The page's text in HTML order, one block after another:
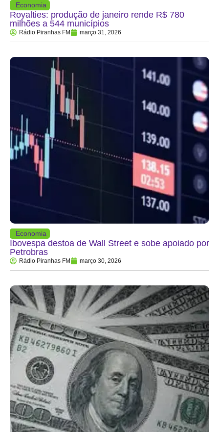
Economia
Royalties: produção de janeiro rende R$ 780
milhões a 544 municípios
Rádio Piranhas FM março 31, 2026
Economia
Ibovespa destoa de Wall Street e sobe apoiado por
Petrobras
Rádio Piranhas FM março 30, 2026